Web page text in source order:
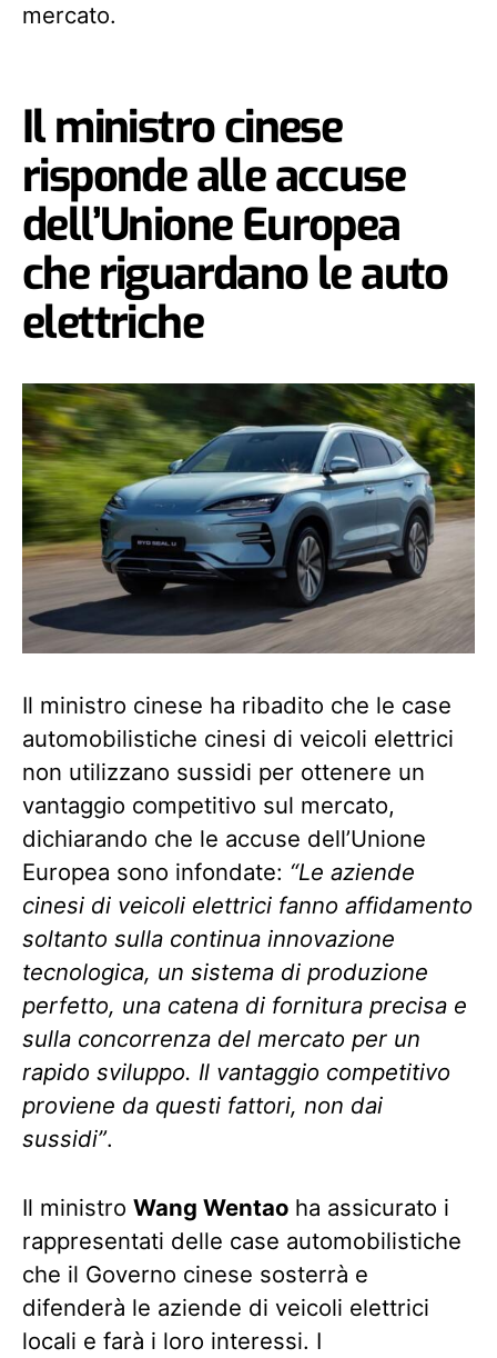
mercato.
Il ministro cinese
risponde alle accuse
dell’Unione Europea
che riguardano le auto
elettriche
Il ministro cinese ha ribadito che le case
automobilistiche cinesi di veicoli elettrici
non utilizzano sussidi per ottenere un
vantaggio competitivo sul mercato,
dichiarando che le accuse dell’Unione
Europea sono infondate: “Le aziende
cinesi di veicoli elettrici fanno affidamento
soltanto sulla continua innovazione
tecnologica, un sistema di produzione
perfetto, una catena di fornitura precisa e
sulla concorrenza del mercato per un
rapido sviluppo. Il vantaggio competitivo
proviene da questi fattori, non dai
sussidi”.
Il ministro Wang Wentao ha assicurato i
rappresentati delle case automobilistiche
che il Governo cinese sosterrà e
difenderà le aziende di veicoli elettrici
locali e farà i loro interessi. I